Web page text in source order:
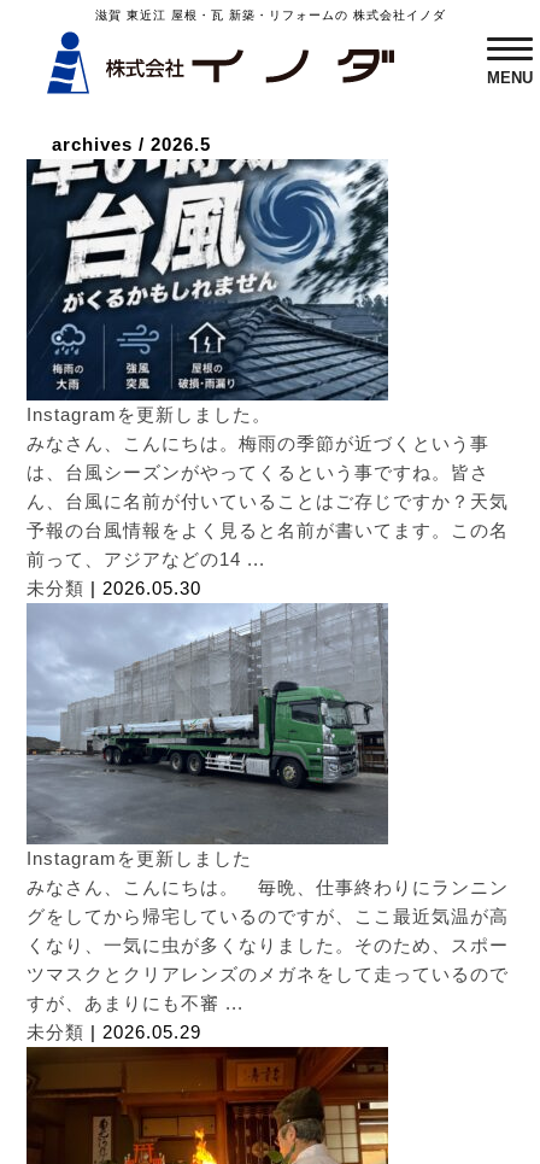
滋賀 東近江 屋根・瓦 新築・リフォームの 株式会社イノダ
MENU
archives / 2026.5
Instagramを更新しました。
みなさん、こんにちは。梅雨の季節が近づくという事
は、台風シーズンがやってくるという事ですね。皆さ
ん、台風に名前が付いていることはご存じですか？天気
予報の台風情報をよく見ると名前が書いてます。この名
前って、アジアなどの14 ...
未分類 | 2026.05.30
Instagramを更新しました
みなさん、こんにちは。 毎晩、仕事終わりにランニン
グをしてから帰宅しているのですが、ここ最近気温が高
くなり、一気に虫が多くなりました。そのため、スポー
ツマスクとクリアレンズのメガネをして走っているので
すが、あまりにも不審 ...
未分類 | 2026.05.29